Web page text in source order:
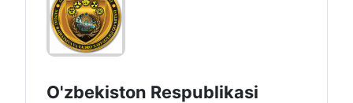
O'zbekiston Respublikasi